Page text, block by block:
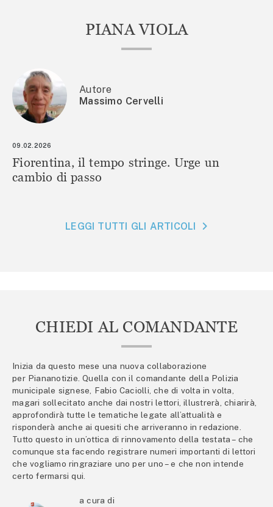
PIANA VIOLA
Autore
Massimo Cervelli
09.02.2026
Fiorentina, il tempo stringe. Urge un
cambio di passo
LEGGI TUTTI GLI ARTICOLI
CHIEDI AL COMANDANTE
Inizia da questo mese una nuova collaborazione
per Piananotizie. Quella con il comandante della Polizia
municipale signese, Fabio Caciolli, che di volta in volta,
magari sollecitato anche dai nostri lettori, illustrerà, chiarirà,
approfondirà tutte le tematiche legate all’attualità e
risponderà anche ai quesiti che arriveranno in redazione.
Tutto questo in un’ottica di rinnovamento della testata – che
comunque sta facendo registrare numeri importanti di lettori
che vogliamo ringraziare uno per uno – e che non intende
certo fermarsi qui.
a cura di